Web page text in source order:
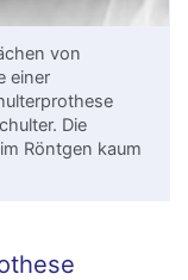
von
einer
Die
Röntgen kaum